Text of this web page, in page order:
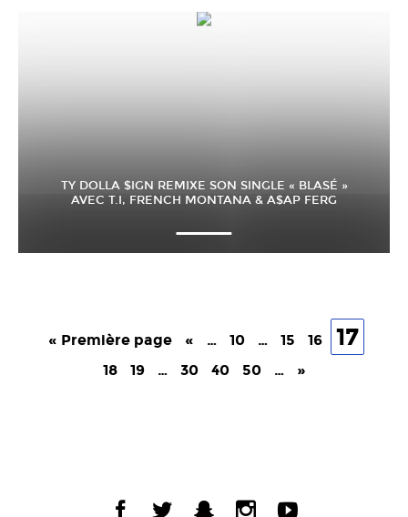
TY DOLLA $IGN REMIXE SON SINGLE « BLASÉ »
AVEC T.I, FRENCH MONTANA & A$AP FERG
« Première page « … 10 … 15 16 17
18 19 … 30 40 50 … »